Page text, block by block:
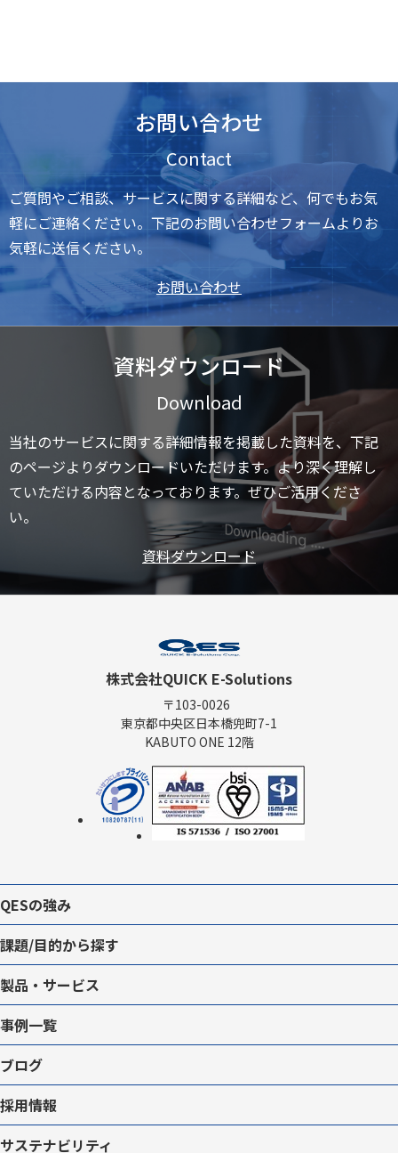
お問い合わせ
Contact
ご質問やご相談、サービスに関する詳細など、何でもお気
軽にご連絡ください。下記のお問い合わせフォームよりお
気軽に送信ください。
お問い合わせ
資料ダウンロード
Download
当社のサービスに関する詳細情報を掲載した資料を、下記
のページよりダウンロードいただけます。より深く理解し
ていただける内容となっております。ぜひご活用くださ
い。
資料ダウンロード
株式会社QUICK E-Solutions
〒103-0026
東京都中央区日本橋兜町7-1
KABUTO ONE 12階
QESの強み
課題/目的から探す
製品・サービス
事例一覧
ブログ
採用情報
サステナビリティ